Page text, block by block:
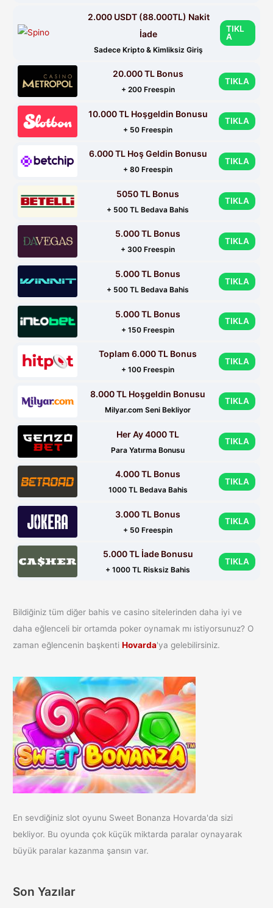
2.000 USDT (88.000TL) Nakit
İade
Sadece Kripto & Kimliksiz Giriş
TIKL
A
20.000 TL Bonus
+ 200 Freespin
TIKLA
10.000 TL Hoşgeldin Bonusu
+ 50 Freespin
TIKLA
6.000 TL Hoş Geldin Bonusu
+ 80 Freespin
TIKLA
5050 TL Bonus
+ 500 TL Bedava Bahis
TIKLA
5.000 TL Bonus
+ 300 Freespin
TIKLA
5.000 TL Bonus
+ 500 TL Bedava Bahis
TIKLA
5.000 TL Bonus
+ 150 Freespin
TIKLA
Toplam 6.000 TL Bonus
+ 100 Freespin
TIKLA
8.000 TL Hoşgeldin Bonusu
Milyar.com Seni Bekliyor
TIKLA
Her Ay 4000 TL
Para Yatırma Bonusu
TIKLA
4.000 TL Bonus
1000 TL Bedava Bahis
TIKLA
3.000 TL Bonus
+ 50 Freespin
TIKLA
5.000 TL İade Bonusu
+ 1000 TL Risksiz Bahis
TIKLA
Bildiğiniz tüm diğer bahis ve casino sitelerinden daha iyi ve
daha eğlenceli bir ortamda poker oynamak mı istiyorsunuz? O
zaman eğlencenin başkentiHovarda'ya gelebilirsiniz.
En sevdiğiniz slot oyunu Sweet Bonanza Hovarda'da sizi
bekliyor. Bu oyunda çok küçük miktarda paralar oynayarak
büyük paralar kazanma şansın var.
Son Yazılar